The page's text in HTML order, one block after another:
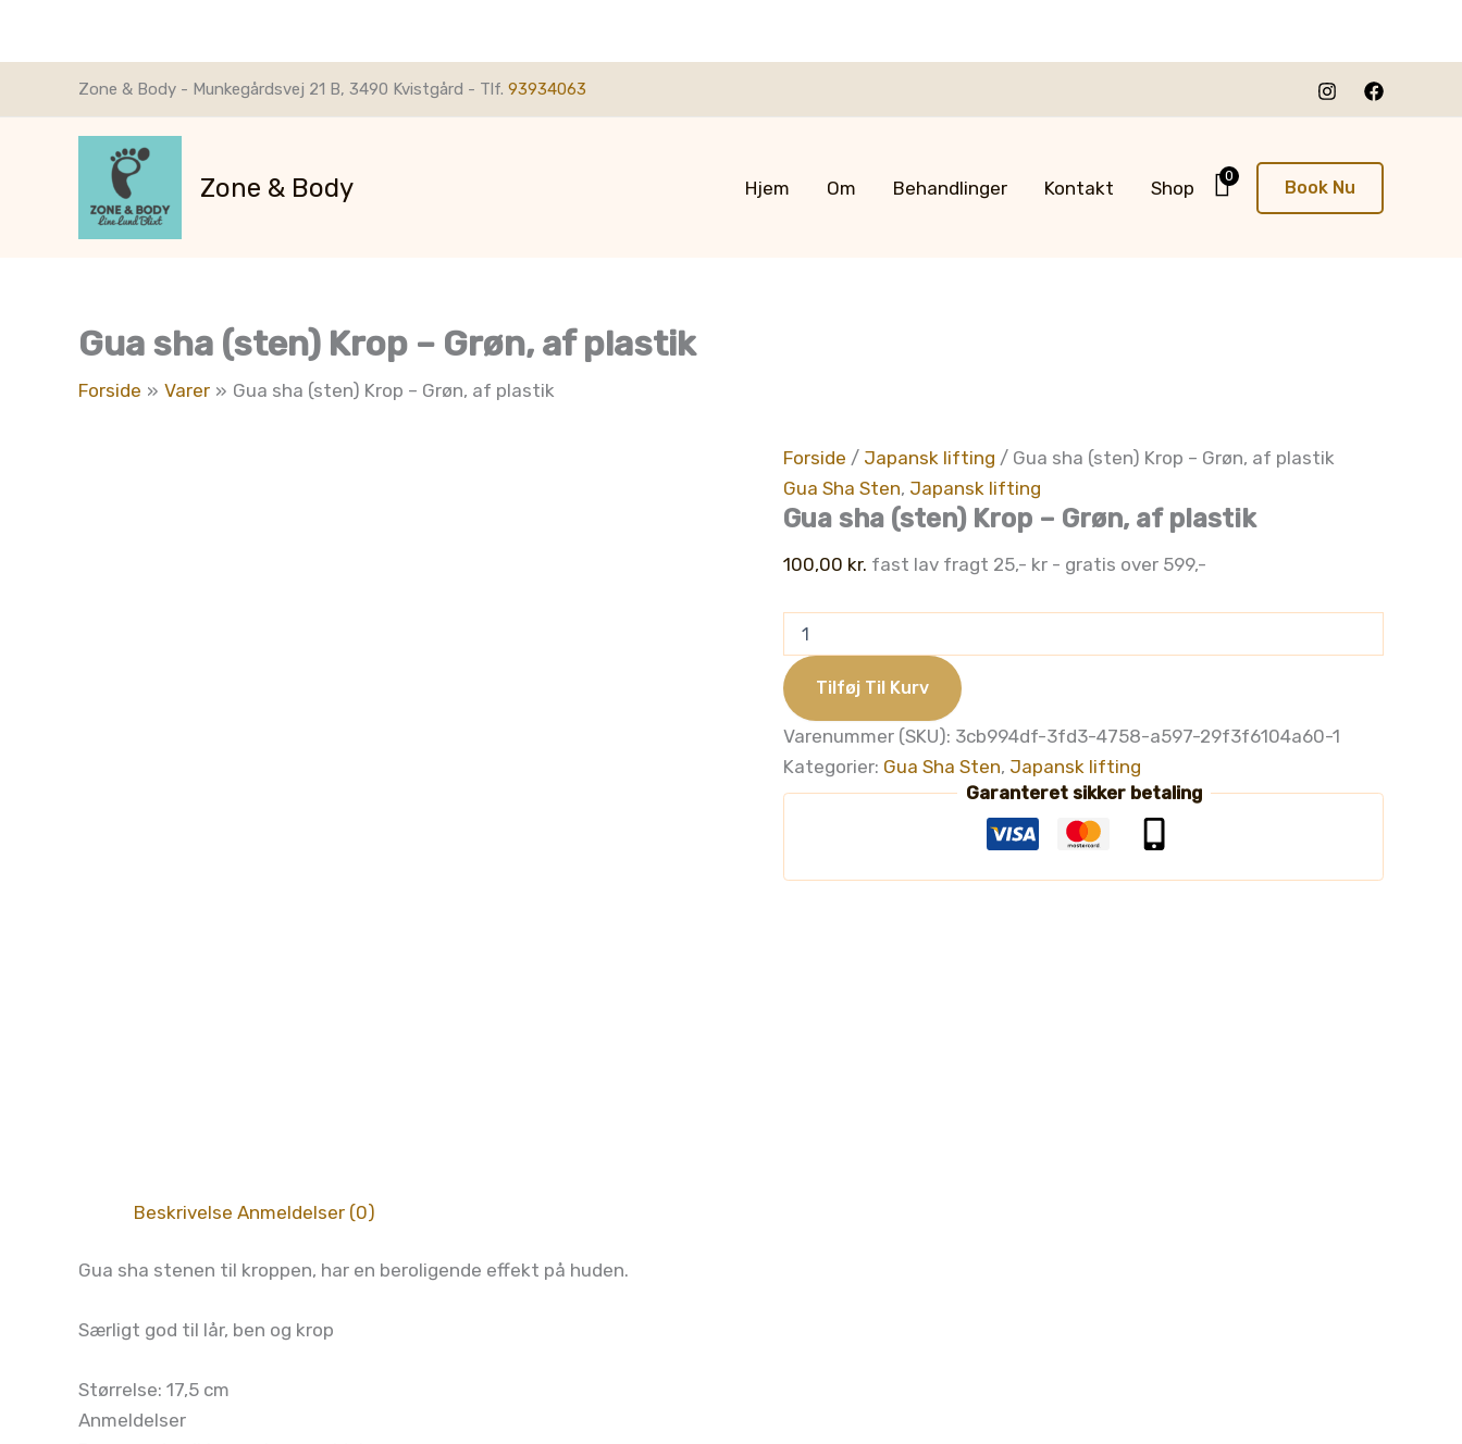
indholdet
Zone & Body - Munkegårdsvej 21 B, 3490 Kvistgård - Tlf. 93934063
Zone & Body Hjem Om Behandlinger Kontakt Shop
0
Book Nu
Gua sha (sten) Krop – Grøn, af plastik
Forside Varer Gua sha (sten) Krop – Grøn, af plastik
Forside / Japansk lifting / Gua sha (sten) Krop – Grøn, af plastik
Gua Sha Sten, Japansk lifting
Gua sha (sten) Krop – Grøn, af plastik
100,00 kr. fast lav fragt 25,- kr - gratis over 599,-
sha
(sten)
Krop
-
Grøn,
plastik
antal
Tilføj Til Kurv
Varenummer (SKU): 3cb994df-3fd3-4758-a597-29f3f6104a60-1
Kategorier: Gua Sha Sten, Japansk lifting
Garanteret sikker betaling
Beskrivelse Anmeldelser (0)
Gua sha stenen til kroppen, har en beroligende effekt på huden.
Særligt god til lår, ben og krop
Størrelse: 17,5 cm
Anmeldelser